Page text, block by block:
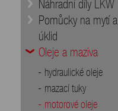
Náhradní díly LKW
Pomůcky na mytí a
úklid
Oleje a maziva
hydraulické oleje
mazací tuky
motorové oleje